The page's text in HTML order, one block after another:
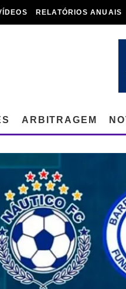
RELATÓRIOS ANUAIS
ARBITRAGEM